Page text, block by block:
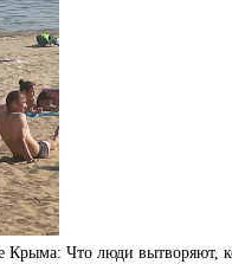
Крыма: Что люди вытворяют,